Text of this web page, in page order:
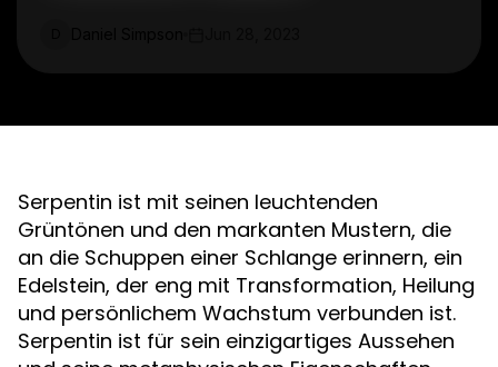
Serpentin ist mit seinen leuchtenden
Grüntönen und den markanten Mustern, die
an die Schuppen einer Schlange erinnern, ein
Edelstein, der eng mit Transformation, Heilung
und persönlichem Wachstum verbunden ist.
Serpentin ist für sein einzigartiges Aussehen